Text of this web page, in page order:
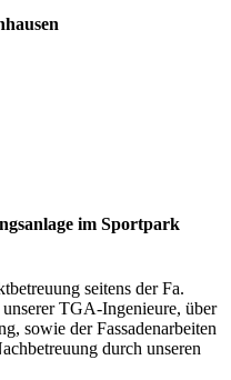
im Sportpark
seitens der Fa.
TGA-Ingenieure, über
sowie der Fassadenarbeiten
durch unseren